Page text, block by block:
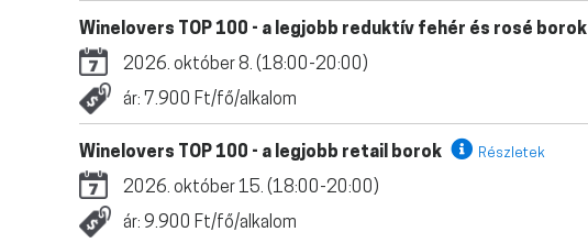
Winelovers TOP 100 - a legjobb reduktív fehér és rosé borok
2026. október 8. (18:00-20:00)
ár: 7.900 Ft/fő/alkalom
Winelovers TOP 100 - a legjobb retail borok Részletek
2026. október 15. (18:00-20:00)
ár: 9.900 Ft/fő/alkalom